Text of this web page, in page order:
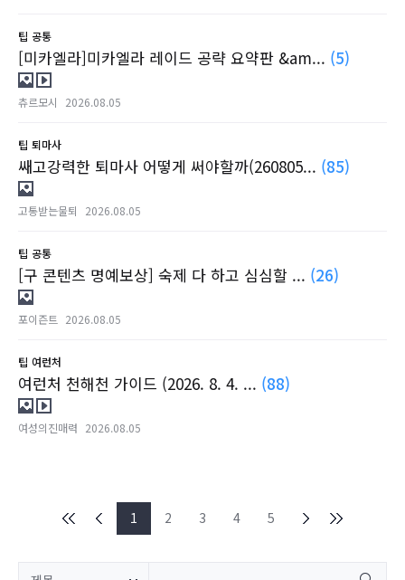
팁 공통
[미카엘라]미카엘라 레이드 공략 요약판 &am... (5)
츄르모시 2026.08.05
팁 퇴마사
쌔고강력한 퇴마사 어떻게 써야할까(260805... (85)
고통받는물퇴 2026.08.05
팁 공통
[구 콘텐츠 명예보상] 숙제 다 하고 심심할 ... (26)
포이즌트 2026.08.05
팁 여런처
여런처 천해천 가이드 (2026. 8. 4. ... (88)
여성의진매력 2026.08.05
1 2 3 4 5